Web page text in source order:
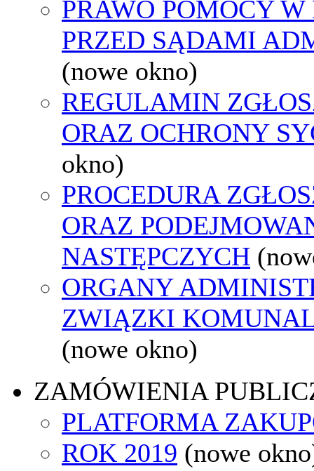
PRAWO POMOCY
PRZED SĄDAMI
(nowe okno)
REGULAMIN
ORAZ OCHRONY
okno)
PROCEDURA
ORAZ
NASTĘPCZYCH
ORGANY
ZWIĄZKI
(nowe okno)
ZAMÓWIENIA
PLATFORMA
ROK 2019 (nowe